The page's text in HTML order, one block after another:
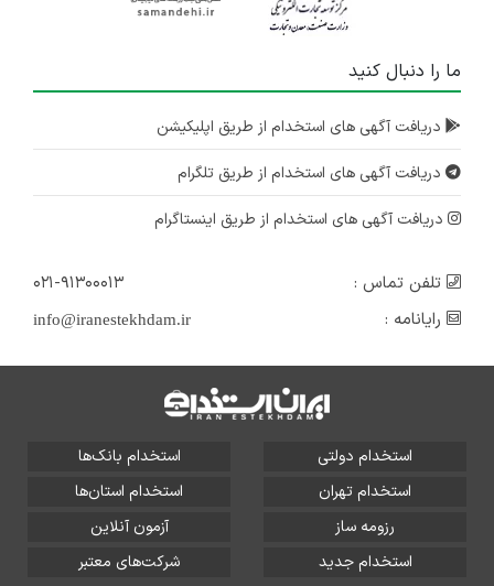
ما را دنبال کنید
دریافت آگهی های استخدام از طریق اپلیکیشن
دریافت آگهی های استخدام از طریق تلگرام
دریافت آگهی های استخدام از طریق اینستاگرام
تلفن تماس :
۰۲۱-۹۱۳۰۰۰۱۳
رایانامه :
info@iranestekhdam.ir
استخدام دولتی
استخدام بانک‌ها
استخدام تهران
استخدام استان‌ها
رزومه ساز
آزمون آنلاین
استخدام جدید
شرکت‌های معتبر